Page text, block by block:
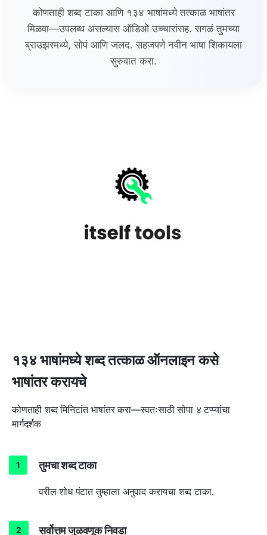
कोणताही शब्द टाका आणि १३४ भाषांमध्ये तत्काळ भाषांतर
मिळवा—उपलब्ध असल्यास ऑडिओ उच्चारांसह. सगळं तुमच्या
ब्राउझरमध्ये, सोपं आणि जलद. सहजपणे नवीन भाषा शिकायला
सुरुवात करा.
१३४ भाषांमध्ये शब्द तत्काळ ऑनलाइन कसे
भाषांतर करायचे
कोणताही शब्द मिनिटांत भाषांतर करा—स्वतःसाठी सोपा ४ टप्प्यांचा
मार्गदर्शक
तुमचा शब्द टाका
वरील शोध पंटात तुम्हाला अनुवाद करायचा शब्द टाका.
सर्वोत्तम जुळवणूक निवडा